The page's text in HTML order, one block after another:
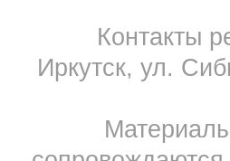
Контакты
Иркутск, ул.